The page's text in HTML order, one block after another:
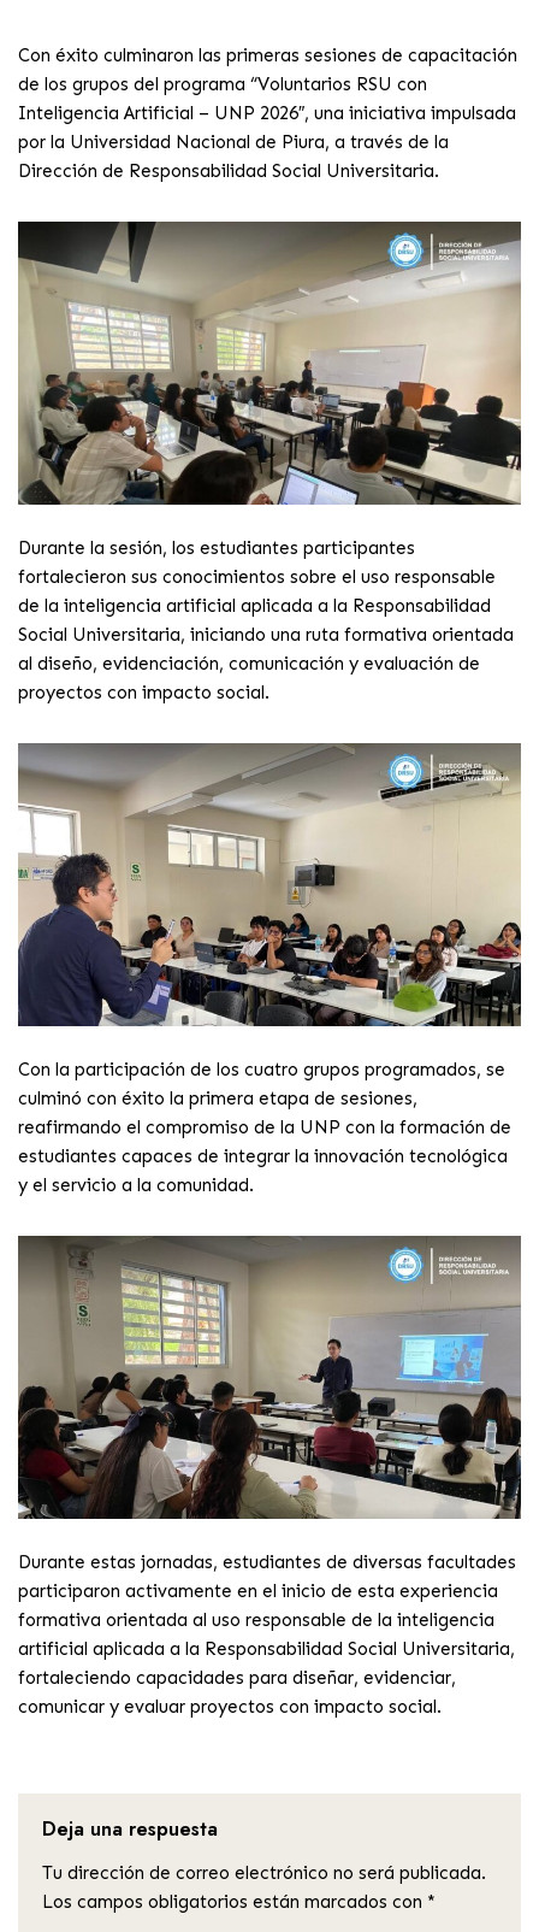
Con éxito culminaron las primeras sesiones de capacitación
de los grupos del programa “Voluntarios RSU con
Inteligencia Artificial – UNP 2026″, una iniciativa impulsada
por la Universidad Nacional de Piura, a través de la
Dirección de Responsabilidad Social Universitaria.
Durante la sesión, los estudiantes participantes
fortalecieron sus conocimientos sobre el uso responsable
de la inteligencia artificial aplicada a la Responsabilidad
Social Universitaria, iniciando una ruta formativa orientada
al diseño, evidenciación, comunicación y evaluación de
proyectos con impacto social.
Con la participación de los cuatro grupos programados, se
culminó con éxito la primera etapa de sesiones,
reafirmando el compromiso de la UNP con la formación de
estudiantes capaces de integrar la innovación tecnológica
y el servicio a la comunidad.
Durante estas jornadas, estudiantes de diversas facultades
participaron activamente en el inicio de esta experiencia
formativa orientada al uso responsable de la inteligencia
artificial aplicada a la Responsabilidad Social Universitaria,
fortaleciendo capacidades para diseñar, evidenciar,
comunicar y evaluar proyectos con impacto social.
Deja una respuesta
Tu dirección de correo electrónico no será publicada.
Los campos obligatorios están marcados con *